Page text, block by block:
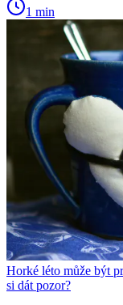
1 min
Horké léto může být
si dát pozor?